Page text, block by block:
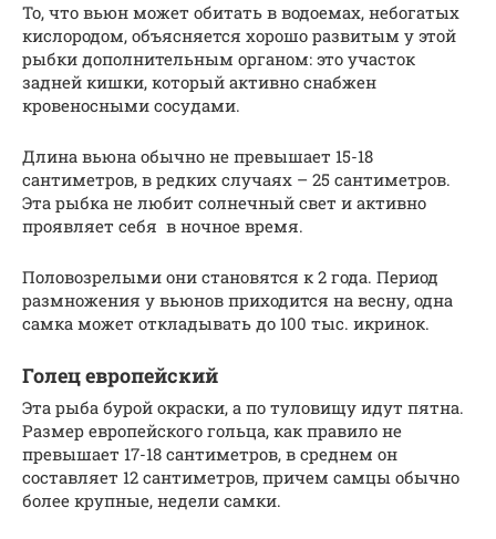
То, что вьюн может обитать в водоемах, небогатых
кислородом, объясняется хорошо развитым у этой
рыбки дополнительным органом: это участок
задней кишки, который активно снабжен
кровеносными сосудами.
Длина вьюна обычно не превышает 15-18
сантиметров, в редких случаях – 25 сантиметров.
Эта рыбка не любит солнечный свет и активно
проявляет себя в ночное время.
Половозрелыми они становятся к 2 года. Период
размножения у вьюнов приходится на весну, одна
самка может откладывать до 100 тыс. икринок.
Голец европейский
Эта рыба бурой окраски, а по туловищу идут пятна.
Размер европейского гольца, как правило не
превышает 17-18 сантиметров, в среднем он
составляет 12 сантиметров, причем самцы обычно
более крупные, недели самки.